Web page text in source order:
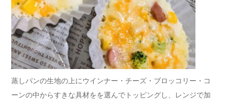
蒸しパンの生地の上にウインナー・チーズ・ブロッコリー・コ
ーンの中からすきな具材をを選んでトッピングし、レンジで加